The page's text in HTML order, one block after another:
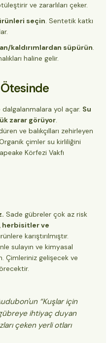
ve zararlıları çeker.
seçin. Sentetik katkı
kaldırımlardan süpürün.
haline gelir.
Ötesinde
yol açar. Su
zarar görüyor.
ve balıkçılları zehirleyen
çimler su kirliliğini
Körfezi Vakfı
Sade gübreler çok az risk
herbisitler ve
karıştırılmıştır.
sulayın ve kimyasal
Çimleriniz gelişecek ve
“Kuşlar için
gübreye ihtiyaç duyan
çeken yerli otları